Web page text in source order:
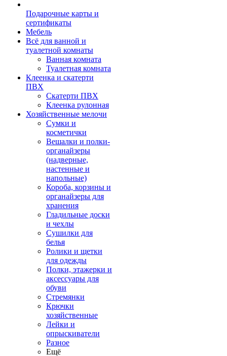
Подарочные карты и
сертификаты
Мебель
Всё для ванной и
туалетной комнаты
Ванная комната
Туалетная комната
Клеенка и скатерти
ПВХ
Скатерти ПВХ
Клеенка рулонная
Хозяйственные мелочи
Сумки и
косметички
Вешалки и полки-
органайзеры
(надверные,
настенные и
напольные)
Короба, корзины и
органайзеры для
хранения
Гладильные доски
и чехлы
Сушилки для
белья
Ролики и щетки
для одежды
Полки, этажерки и
аксессуары для
обуви
Стремянки
Крючки
хозяйственные
Лейки и
опрыскиватели
Разное
Ещё